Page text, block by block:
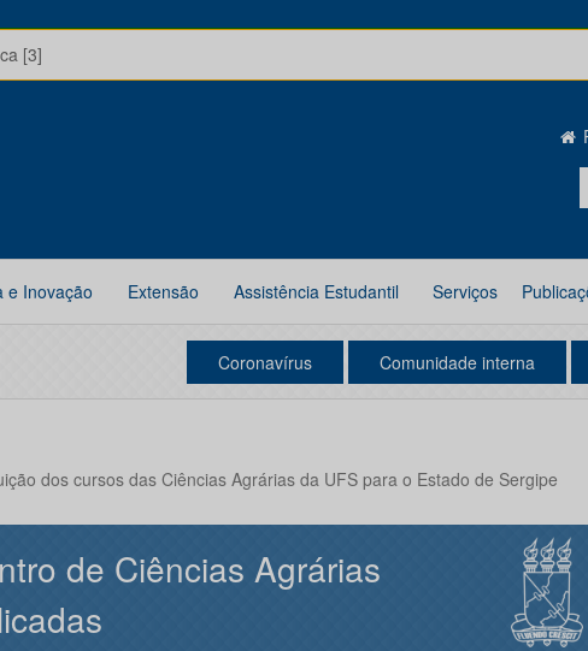
[3]
e Inovação Extensão Assistência Estudantil Serviços
Coronavírus Comunidade interna
dos cursos das Ciências Agrárias da UFS para o Estado de Sergipe
de Ciências Agrárias